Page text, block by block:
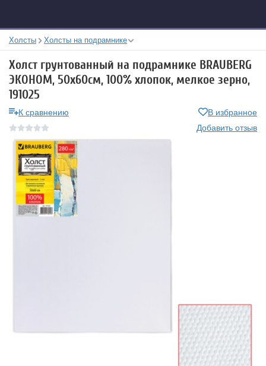
Холсты Холсты на подрамнике
Холст грунтованный на подрамнике BRAUBERG
ЭКОНОМ, 50х60см, 100% хлопок, мелкое зерно,
191025
К сравнению
В избранное
Добавить отзыв